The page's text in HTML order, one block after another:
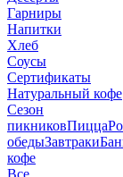
Гарниры
Напитки
Хлеб
Соусы
Сертификаты
Натуральный кофе
Сезон
пикниковПицца
обедыЗавтраки
кофе
Все